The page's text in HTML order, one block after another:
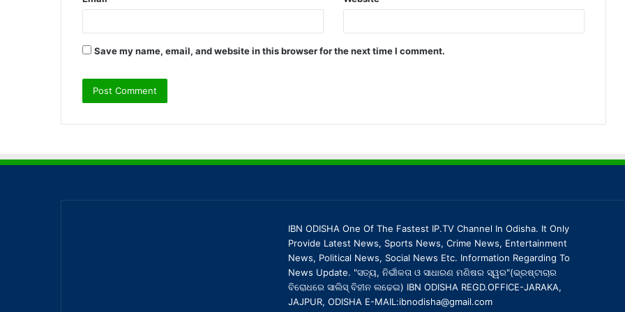
Save my name, email, and website in this browser for the next time I comment.
IBN ODISHA One Of The Fastest IP.TV Channel In Odisha. It Only
Provide Latest News, Sports News, Crime News, Entertainment
News, Political News, Social News Etc. Information Regarding To
News Update. "ସତ୍ୟ, ନିର୍ଭୀକତା ଓ ସାଧାରଣ ମଣିଷର ସ୍ୱର"(ଭ୍ରଷ୍ଟାଚାର
ବିରୋଧରେ ସାଲିସ୍ ବିହୀନ ଲଢେଇ) IBN ODISHA REGD.OFFICE-JARAKA,
JAJPUR, ODISHA E-MAIL:ibnodisha@gmail.com